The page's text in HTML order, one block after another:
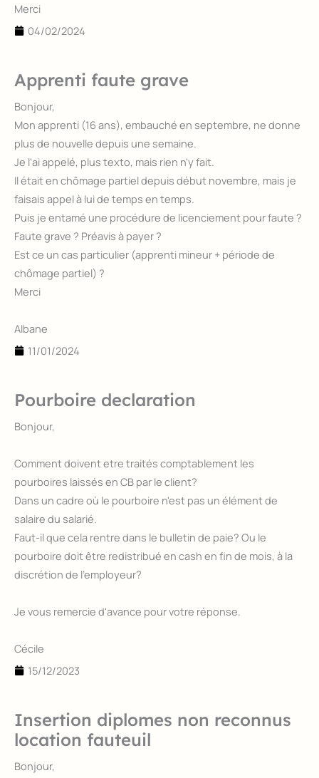
Merci
04/02/2024
Apprenti faute grave
Bonjour,
Mon apprenti (16 ans), embauché en septembre, ne donne
plus de nouvelle depuis une semaine.
Je l'ai appelé, plus texto, mais rien n'y fait.
Il était en chômage partiel depuis début novembre, mais je
faisais appel à lui de temps en temps.
Puis je entamé une procédure de licenciement pour faute ?
Faute grave ? Préavis à payer ?
Est ce un cas particulier (apprenti mineur + période de
chômage partiel) ?
Merci
Albane
11/01/2024
Pourboire declaration
Bonjour,
Comment doivent etre traités comptablement les
pourboires laissés en CB par le client?
Dans un cadre où le pourboire n'est pas un élément de
salaire du salarié.
Faut-il que cela rentre dans le bulletin de paie? Ou le
pourboire doit être redistribué en cash en fin de mois, à la
discrétion de l'employeur?
Je vous remercie d'avance pour votre réponse.
Cécile
15/12/2023
Insertion diplomes non reconnus
location fauteuil
Bonjour,